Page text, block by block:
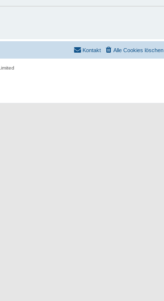
Alle Cookies löschen
Kontakt